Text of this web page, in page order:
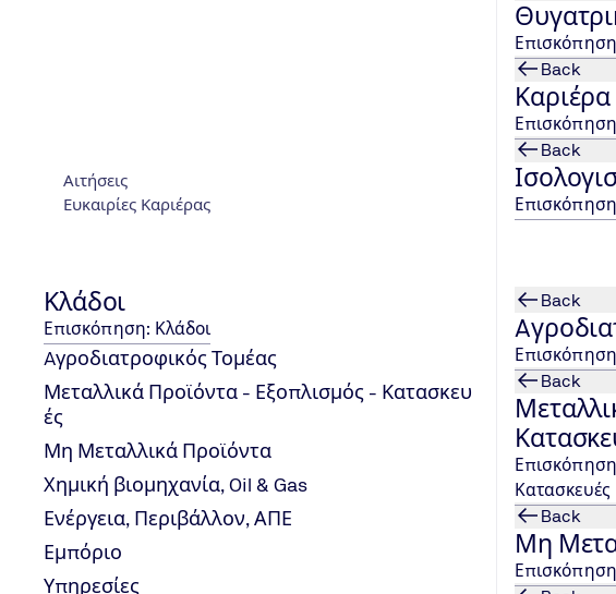
Αιτήσεις
Ευκαιρίες Καριέρας
Back
Καριέρα
Back
Κλάδοι
Επισκόπηση: Κλάδοι
Aγροδιατροφικός Τομέας
Μεταλλικά Προϊόντα - Εξοπλισμός - Κατασκευ
ές
Μη Μεταλλικά Προϊόντα
Χημική βιομηχανία, Oil & Gas
Ενέργεια, Περιβάλλον, ΑΠΕ
Εμπόριο
Υπηρεσίες
Back
Back
Κατασκευές
Back
Μη
O κ. Βιργίνιος Βουδούρης, Διευθυντής
Πιστοποίησης Προσώπων TÜV NORD
Ελλάδας, στο περιοδικό Manufacturing.
O κ. Βιργίνιος Βουδούρης, Διευθυντής